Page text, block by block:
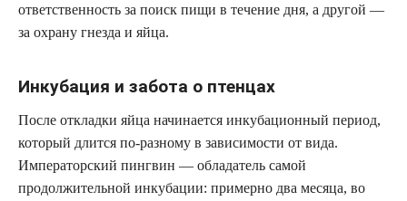
ответственность за поиск пищи в течение дня, а другой —
за охрану гнезда и яйца.
Инкубация и забота о птенцах
После откладки яйца начинается инкубационный период,
который длится по-разному в зависимости от вида.
Императорский пингвин — обладатель самой
продолжительной инкубации: примерно два месяца, во